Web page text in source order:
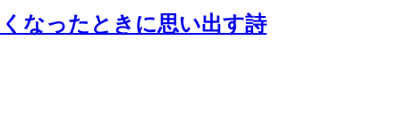
なったときに思い出す詩